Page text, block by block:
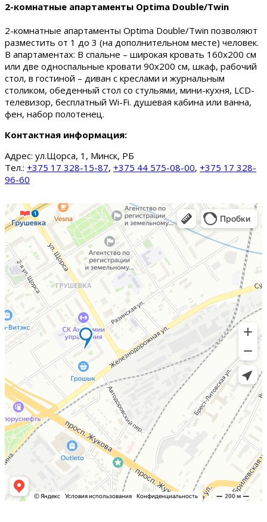
2-комнатные апартаменты Optima Double/Twin
2-комнатные апартаменты Optima Double/Twin позволяют
разместить от 1 до 3 (на дополнительном месте) человек.
В апартаментах: В спальне – широкая кровать 160х200 см
или две односпальные кровати 90х200 см, шкаф, рабочий
стол, в гостиной – диван с креслами и журнальным
столиком, обеденный стол со стульями, мини-кухня, LCD-
телевизор, бесплатный Wi-Fi. душевая кабина или ванна,
фен, набор полотенец.
Контактная информация:
Адрес: ул.Щорса, 1, Минск, РБ
Тел.: +375 17 328-15-87, +375 44 575-08-00, +375 17 328-
96-60